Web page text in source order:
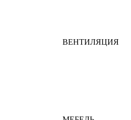
ВЕНТИЛЯЦИЯ